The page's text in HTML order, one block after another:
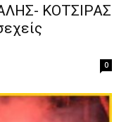
ΚΟΤΣΙΡΑΣ
0